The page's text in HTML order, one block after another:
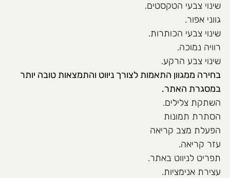
שינוי צבעי הטקסטים.
גווני אפור.
שינוי צבעי הכותרות.
רוויה נמוכה.
שינוי צבע הרקע.
בחירה ממגוון התאמות לצורך ניווט והתמצאות טובה יותר
במסגרת האתר.
השתקת צלילים.
הסתרת תמונות
הפעלת מצב קריאה
עזר קריאה.
תפריט לניווט באתר.
עצירת אנימציות.